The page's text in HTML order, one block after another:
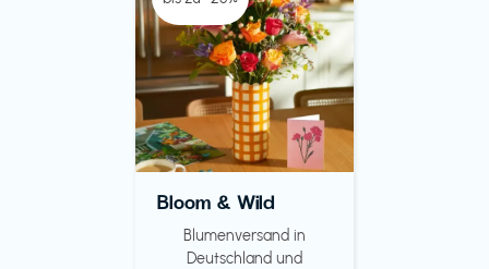
Bloom & Wild
Blumenversand in
Deutschland und